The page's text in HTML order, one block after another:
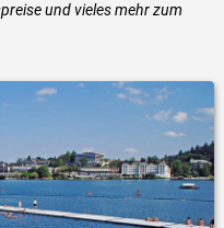
und vieles mehr zum